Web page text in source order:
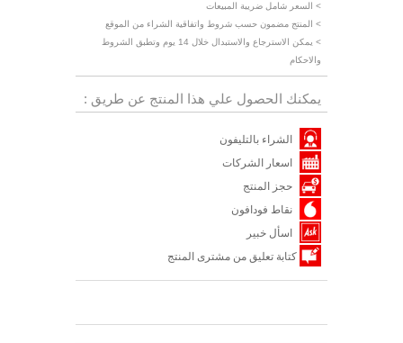
> السعر شامل ضريبة المبيعات
> المنتج مضمون حسب شروط واتفاقية الشراء من الموقع
> يمكن الاسترجاع والاستبدال خلال 14 يوم وتطبق الشروط
والاحكام
يمكنك الحصول علي هذا المنتج عن طريق :
الشراء بالتليفون
اسعار الشركات
حجز المنتج
نقاط فودافون
اسأل خبير
كتابة تعليق من مشترى المنتج